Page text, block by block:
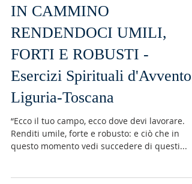
2 dic 2021
Tempo di lettura: 2 min
IN CAMMINO
RENDENDOCI UMILI,
FORTI E ROBUSTI -
Esercizi Spirituali d'Avvento,